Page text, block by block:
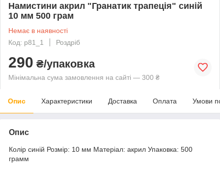
Намистини акрил "Гранатик трапеція" синій
10 мм 500 грам
Немає в наявності
Код: p81_1
Роздріб
290 ₴/упаковка
Мінімальна сума замовлення на сайті — 300 ₴
Опис Характеристики Доставка Оплата Умови
Опис
Колір синій Розмір: 10 мм Матеріал: акрил Упаковка: 500
грамм